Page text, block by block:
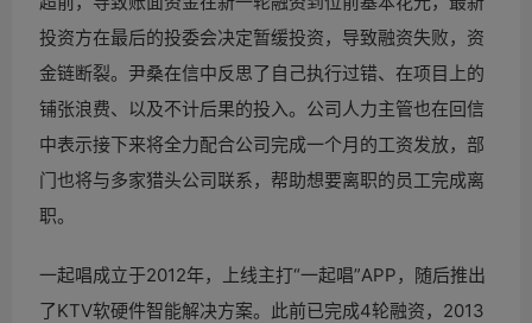
投资方在最后的投委会决定暂缓投资，导致融资失败，资
金链断裂。尹桑在信中反思了自己执行过错、在项目上的
铺张浪费、以及不计后果的投入。公司人力主管也在回信
中表示接下来将全力配合公司完成一个月的工资发放，部
门也将与多家猎头公司联系，帮助想要离职的员工完成离
职。
一起唱成立于2012年，上线主打“一起唱”APP，随后推出
了KTV软硬件智能解决方案。此前已完成4轮融资，2013